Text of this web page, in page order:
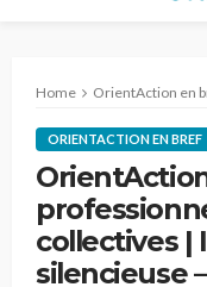
Home OrientAction en
ORIENTACTION EN BREF
collectives
silencieuse